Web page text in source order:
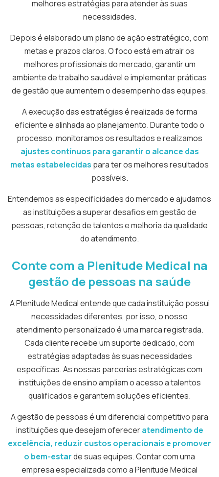
melhores estratégias para atender às suas
necessidades.
Depois é elaborado um plano de ação estratégico, com
metas e prazos claros. O foco está em atrair os
melhores profissionais do mercado, garantir um
ambiente de trabalho saudável e implementar práticas
de gestão que aumentem o desempenho das equipes.
A execução das estratégias é realizada de forma
eficiente e alinhada ao planejamento. Durante todo o
processo, monitoramos os resultados e realizamos
ajustes contínuos para garantir o alcance das
metas estabelecidas para ter os melhores resultados
possíveis.
Entendemos as especificidades do mercado e ajudamos
as instituições a superar desafios em gestão de
pessoas, retenção de talentos e melhoria da qualidade
do atendimento.
Conte com a Plenitude Medical na
gestão de pessoas na saúde
A Plenitude Medical entende que cada instituição possui
necessidades diferentes, por isso, o nosso
atendimento personalizado é uma marca registrada.
Cada cliente recebe um suporte dedicado, com
estratégias adaptadas às suas necessidades
específicas. As nossas parcerias estratégicas com
instituições de ensino ampliam o acesso a talentos
qualificados e garantem soluções eficientes.
A gestão de pessoas é um diferencial competitivo para
instituições que desejam ofereceratendimento de
excelência, reduzir custos operacionais e promover
o bem-estarde suas equipes. Contar com uma
empresa especializada como a Plenitude Medical